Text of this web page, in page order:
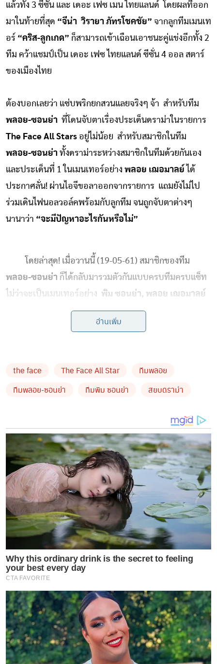
แล้วทั้ง 3 ซีซั่น และ เดอะ เฟซ เมน ไทยแลนด์ โดยผลที่ออก
มาในท้ายที่สุด “จีน่า วิรายา ภัทรโชคชัย” จากลูกทีมเมนเท
อร์ “คริส-ลูกเกด” ก็สามารถเข้าเฉือนเอาชนะคู่แข่งอีกทั้ง 2
ทีม คว้าแชมป์เป็น เดอะ เฟซ ไทยแลนด์ ซีซั่น 4 ออล สตาร์
ของเมืองไทย
ต้องบอกเลยว่า แซ่บพริกยกสวนแลยจริงๆ จ้า สำหรับทีม
พลอย-ซอนย่า ที่โดนจับตาเรื่องประเด็นดราม่าในรายการ
The Face All Stars อยู่ไม่น้อย สำหรับสมาชิกในทีม
พลอย-ซอนย่า ทั้งดราม่าระหว่างสมาชิกในทีมด้วยกันเอง
และประเด็นที่ 1 ในเมนเทอร์อย่าง พลอย เฌอมาลย์ ได้
ประกาศลั่น! ผ่านไอจีขอลาออกจากรายการ แถมยังไม่ไป
ร่วมเดินไฟนอลวอล์คพร้อมกับลูกทีม จนถูกจับตาต่างๆ
นานาว่า “จะมีปัญหาอะไรกันหรือไม่”
โดยล่าสุด! เมื่อวานนี้ (19-05-61) สมาชิกของทีม
พลอย-ซอนย่า ก็ได้กลับมารวมตัวกันแบบครบทีมครบแซ็ท
ไม่ว่าจะเป็นเมนเทอร์อย่าง พิม ซอนย่า, พลอย เฌอมาลย์
จุ๊กกู้, อติล่า, ฮาน่า, ฟ้า, ปริม และ ทราย
แต่ละคนก็มาถ่ายรูปร่วมกันแบบแฮปปี้ อีกทั้งเป็นการมา
ทีมนี้เขารักกันดีค่ะคุณผู้ชม
อ่านเพิ่ม
the face The Face All Star
ทีมพลอย
ทีมพลอย-ซอนย่า
ทีมพิม ซอนย่า สยบดราม่า
Why this ordinary drink is the secret to feeling
your best every day
CTA FAVORITE